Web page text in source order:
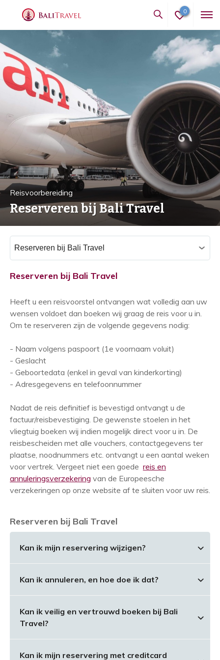
0
Reisvoorbereiding
Reserveren bij Bali Travel
t
g
r
e
ë
Reserveren bij Bali Travel
Heeft u een reisvoorstel ontvangen wat volledig aan uw
wensen voldoet dan boeken wij graag de reis voor u in.
Om te reserveren zijn de volgende gegevens nodig:
- Naam volgens paspoort (1e voornaam voluit)
- Geslacht
- Geboortedata (enkel in geval van kinderkorting)
- Adresgegevens en telefoonnummer
Nadat de reis definitief is bevestigd ontvangt u de
factuur/reisbevestiging. De gewenste stoelen in het
vliegtuig boeken wij indien mogelijk direct voor u in. De
reisbescheiden met alle vouchers, contactgegevens ter
plaatse, noodnummers etc. ontvangt u een aantal weken
voor vertrek. Vergeet niet een goede reis en
annuleringsverzekering van de Europeesche
verzekeringen op onze website af te sluiten voor uw reis.
Reserveren bij Bali Travel
Kan ik mijn reservering wijzigen?
status van uw reservering en van de voorwaarden
die aan uw vliegticket en reis zitten. Dit wordt door
de vliegmaatschappij bepaald en niet door Bali
Travel. Mocht u willen wijzigen dan moet eerst
vliegmaatschappij en zijn er aan het wijzigen bijna
Kan ik annuleren, en hoe doe ik dat?
gebeuren. U stuurt uw annulering per email dan wel
behandeling genomen. De annuleringsvoorwaarden
kunt u terug vinden in onze Algemene
Kan ik veilig en vertrouwd boeken bij Bali
Travel?
Kan ik mijn reservering met creditcard